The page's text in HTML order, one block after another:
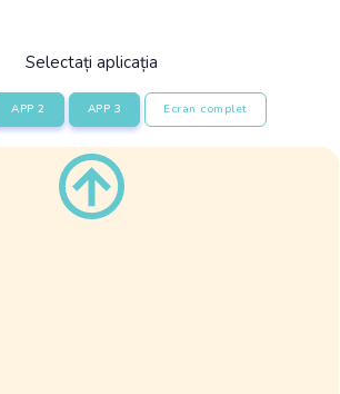
Selectați aplicația
APP 2 APP 3 Ecran complet